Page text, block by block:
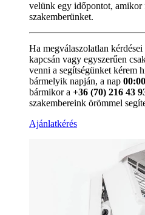
velünk egy időpontot, amikor
szakemberünket.
Ha megválaszolatlan kérdései
kapcsán vagy egyszerűen
venni a segítségünket kérem
bármelyik napján, a nap
bármikor a +36 (70) 216 43
szakembereink örömmel
Ajánlatkérés